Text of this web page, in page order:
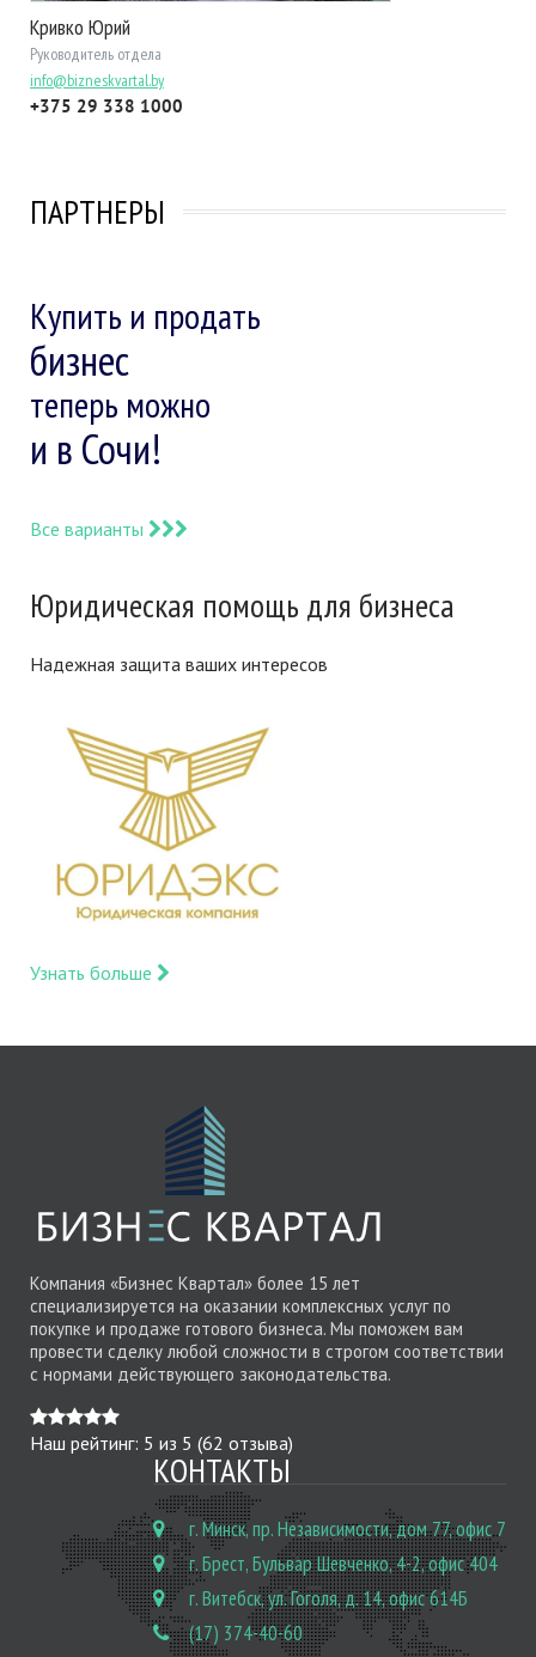
Кривко Юрий
Руководитель отдела
info@bizneskvartal.by
+375 29 338 1000
ПАРТНЕРЫ
Купить и продать
бизнес
теперь можно
и в Сочи!
Все варианты
Юридическая помощь для бизнеса
Надежная защита ваших интересов
Узнать больше
Компания «Бизнес Квартал» более 15 лет
специализируется на оказании комплексных услуг по
покупке и продаже готового бизнеса. Мы поможем вам
провести сделку любой сложности в строгом соответствии
с нормами действующего законодательства.
Наш рейтинг: 5 из 5 (62 отзыва)
КОНТАКТЫ
г. Минск, пр. Независимости, дом 77, офис 7
г. Брест, Бульвар Шевченко, 4-2, офис 404
г. Витебск, ул. Гоголя, д. 14, офис 614Б
(17) 374-40-60